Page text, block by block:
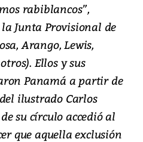
rabiblancos”,
Junta Provisional de
Arango, Lewis,
Ellos y sus
Panamá a partir de
ilustrado Carlos
su círculo accedió al
que aquella exclusión